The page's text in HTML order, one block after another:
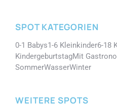
SPOT KATEGORIEN
0-1 Babys1-6 Kleinkinder6-18
KindergeburtstagMit
SommerWasserWinter
WEITERE SPOTS